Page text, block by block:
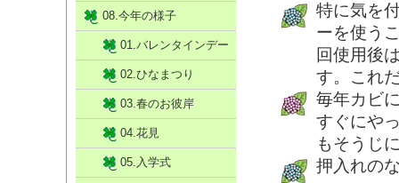
特に気を
ーを使う
回使用後
す。これ
毎年カビ
すぐにや
もそうじ
押入れの
08.今年の様子
01.バレンタインデー
02.ひなまつり
03.春のお彼岸
04.花見
05.入学式